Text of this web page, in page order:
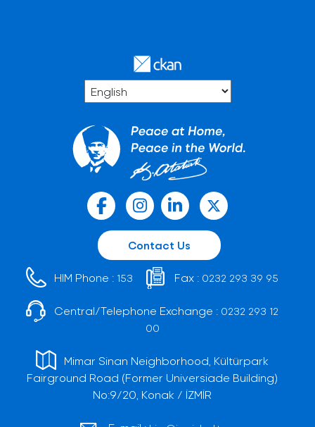
Contact Us
HIM Phone : 153 Fax : 0232 293 39 95
Central/Telephone Exchange : 0232 293 12
00
Mimar Sinan Neighborhood, Kültürpark
Fairground Road (Former Universiade Building)
No:9/20, Konak / İZMİR